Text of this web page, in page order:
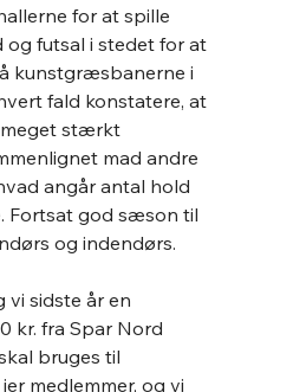
for at spille
futsal i stedet for at
kunstgræsbanerne i
fald konstatere, at
meget stærkt
mad andre
angår antal hold
Fortsat god sæson til
og indendørs.
vi sidste år en
kr. fra Spar Nord
bruges til
medlemmer, og vi